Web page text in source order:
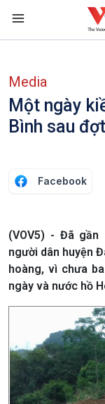
Nhảy đến nội dung
Media
Một ngày
Bình sau
Facebook
(VOV5) - Đã
người dân huyện
hoàng, vì chưa
ngày và nước hồ